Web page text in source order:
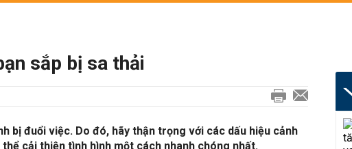
sắp bị sa thải
bị đuổi việc. Do đó, hãy thận trọng với các dấu hiệu cảnh
cải thiện tình hình một cách nhanh chóng nhất.